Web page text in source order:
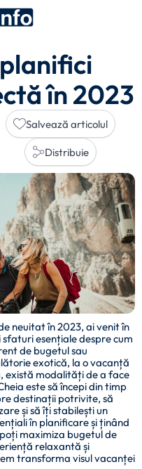
în 2023
Salvează articolul
Distribuie
neuitat în 2023, ai venit în
esențiale despre cum
de bugetul sau
exotică, la o vacanță
există modalități de a face
este să începi din timp
destinații potrivite, să
și să îți stabilești un
în planificare și ținând
maximiza bugetul de
relaxantă și
transforma visul vacanței